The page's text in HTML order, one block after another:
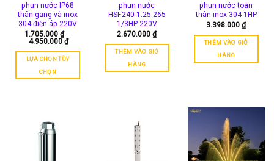
phun nước IP68
thân gang và inox
304 điện áp 220V
1.705.000 ₫ –
4.950.000 ₫Khoảng
từ
1.705.000 ₫
4.950.000 ₫
LỰA CHỌN TÙY
CHỌN
có
nhiều
phun nước
HSF240-1.25 265
1/3HP 220V
2.670.000₫
THÊM VÀO GIỎ
HÀNG
phun nước toàn
thân inox 304 1HP
3.398.000₫
THÊM VÀO GIỎ
HÀNG